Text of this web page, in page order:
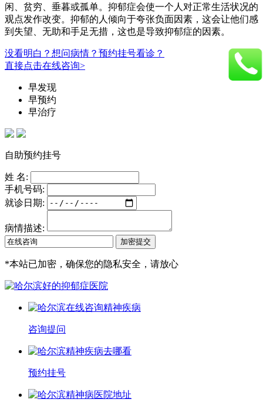
闲、贫穷、垂暮或孤单。抑郁症会使一个人对正常生活状况的
观点发作改变。抑郁的人倾向于夸张负面因素，这会让他们感
到失望、无助和手足无措，这也是导致抑郁症的因素。
没看明白？想问病情？预约挂号看诊？
直接点击在线咨询>
早发现
早预约
早治疗
自助预约挂号
姓 名:
手机号码:
就诊日期:
病情描述:
*本站已加密，确保您的隐私安全，请放心
咨询提问
预约挂号